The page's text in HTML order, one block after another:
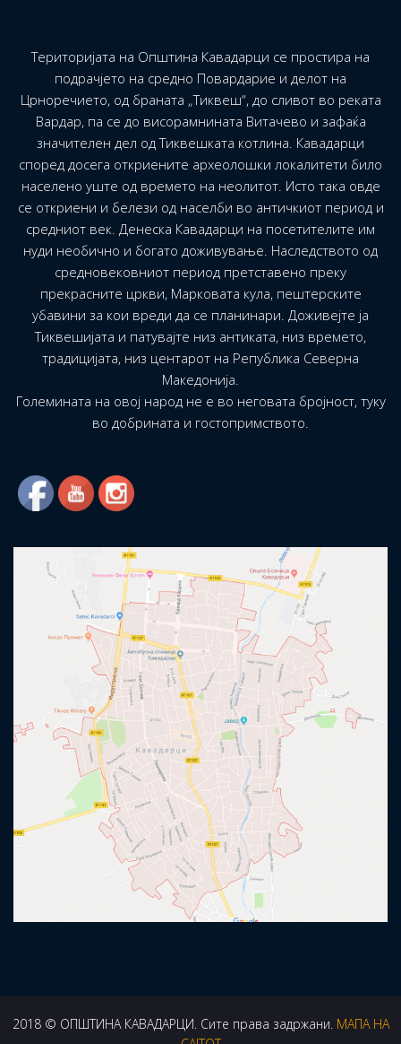
Територијата на Општина Кавадарци се простира на
подрачјето на средно Повардарие и делот на
Црноречието, од браната „Тиквеш“, до сливот во реката
Вардар, па се до висорамнината Витачево и зафаќа
значителен дел од Тиквешката котлина. Кавадарци
според досега откриените археолошки локалитети било
населено уште од времето на неолитот. Исто така овде
се откриени и белези од населби во античкиот период и
средниот век. Денеска Кавадарци на посетителите им
нуди необично и богато доживување. Наследството од
средновековниот период претставено преку
прекрасните цркви, Марковата кула, пештерските
убавини за кои вреди да се планинари. Доживејте ја
Тиквешијата и патувајте низ антиката, низ времето,
традицијата, низ центарот на Република Северна
Македонија.
Големината на овој народ не е во неговата бројност, туку
во добрината и гостопримството.
2018 © ОПШТИНА КАВАДАРЦИ. Сите права задржани. МАПА НА